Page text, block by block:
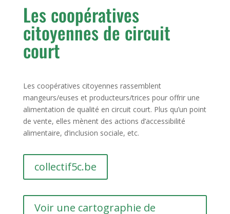
Les coopératives
citoyennes de circuit
court
Les coopératives citoyennes rassemblent
mangeurs/euses et producteurs/trices pour offrir une
alimentation de qualité en circuit court. Plus qu’un point
de vente, elles mènent des actions d’accessibilité
alimentaire, d’inclusion sociale, etc.
collectif5c.be
Voir une cartographie de